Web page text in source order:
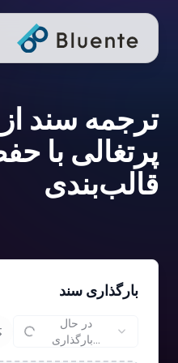
ترجمه سند
پرتغالی با
قالب‌بندی
بارگذاری سند
در حال
بارگذاری...